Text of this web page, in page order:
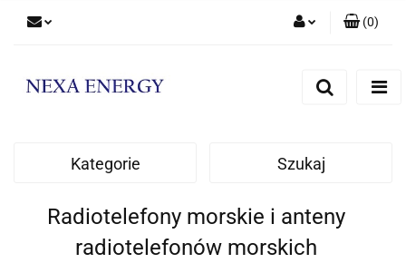
(0)
Kategorie Szukaj
Radiotelefony morskie i anteny
radiotelefonów morskich